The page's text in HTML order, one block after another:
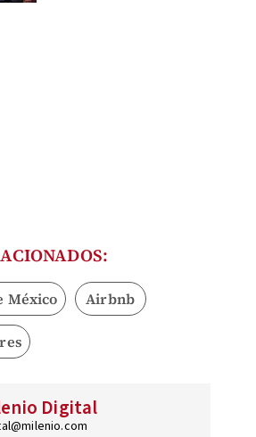
México Airbnb
Digital